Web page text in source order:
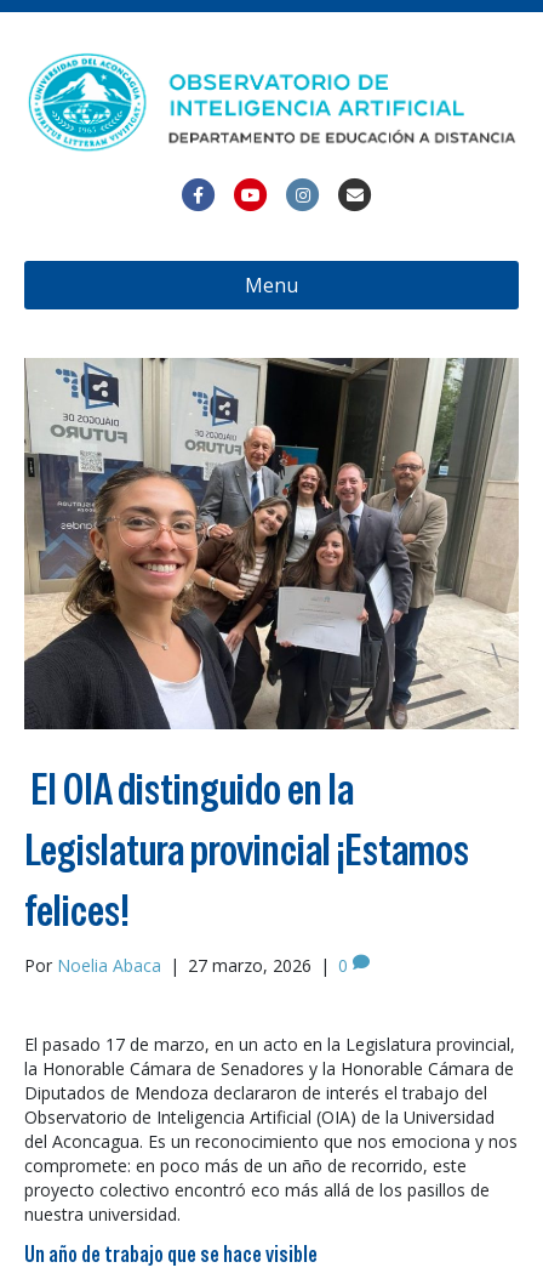
FacebookYoutubeInstagramEmail
Menu
El OIA distinguido en la
Legislatura provincial ¡Estamos
felices!
Por Noelia Abaca | 27 marzo, 2026 | 0
El pasado 17 de marzo, en un acto en la Legislatura provincial,
la Honorable Cámara de Senadores y la Honorable Cámara de
Diputados de Mendoza declararon de interés el trabajo del
Observatorio de Inteligencia Artificial (OIA) de la Universidad
del Aconcagua. Es un reconocimiento que nos emociona y nos
compromete: en poco más de un año de recorrido, este
proyecto colectivo encontró eco más allá de los pasillos de
nuestra universidad.
Un año de trabajo que se hace visible